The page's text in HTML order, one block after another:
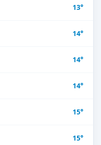
13°
14°
14°
14°
15°
15°